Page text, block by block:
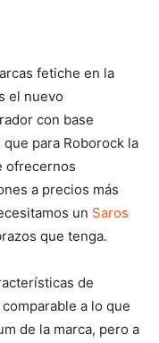
fetiche en la
el nuevo
con base
para Roborock la
ofrecernos
a precios más
un Saros
que tenga.
de
a lo que
de la marca, pero a